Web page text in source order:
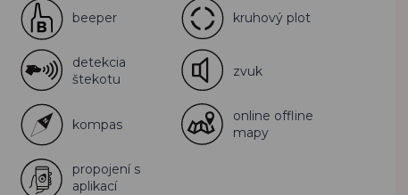
beeper kruhový plot
detekcia
štekotu
zvuk
kompas
online offline
mapy
propojení s
aplikací